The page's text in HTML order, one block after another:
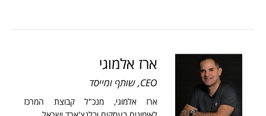
ארז אלמוגי
CEO, שותף ומייסד
ארז אלמוגי, מנכ"ל קבוצת המרכז